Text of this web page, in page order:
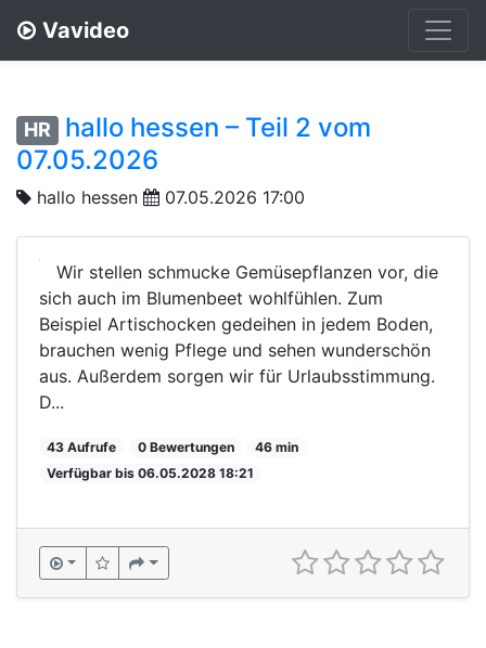
Vavideo
HR
hallo hessen – Teil 2 vom
07.05.2026
hallo hessen 07.05.2026 17:00
Wir stellen schmucke Gemüsepflanzen vor, die
sich auch im Blumenbeet wohlfühlen. Zum
Beispiel Artischocken gedeihen in jedem Boden,
brauchen wenig Pflege und sehen wunderschön
aus. Außerdem sorgen wir für Urlaubsstimmung.
D...
43 Aufrufe 0 Bewertungen
46 min
Verfügbar bis 06.05.2028 18:21